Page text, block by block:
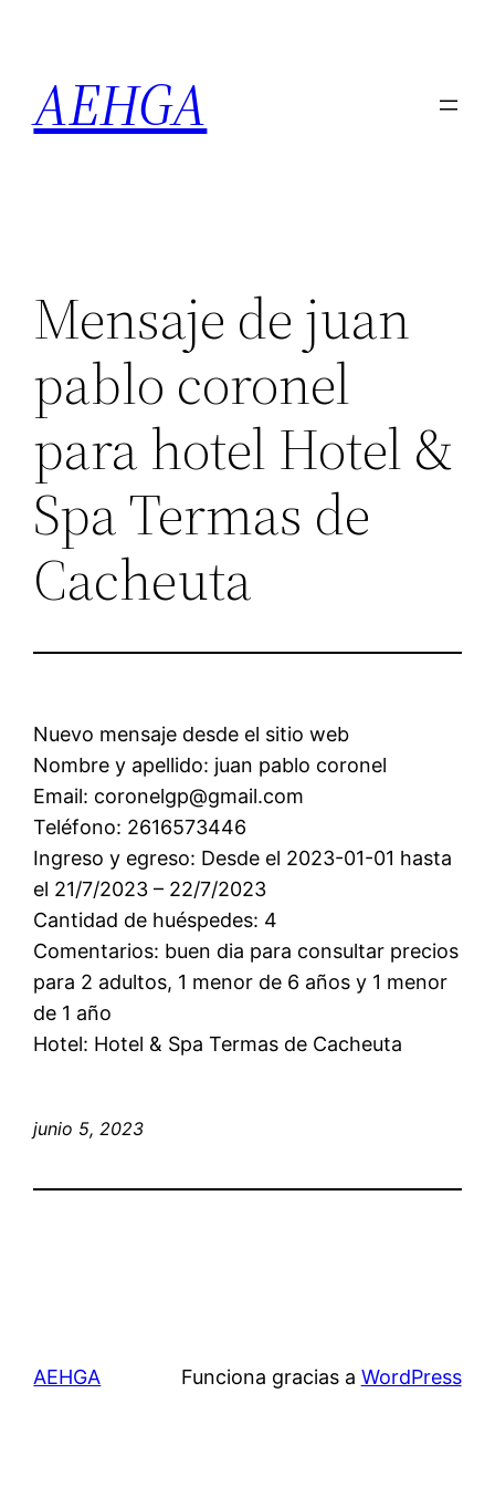
contenido
AEHGA
Mensaje de juan
pablo coronel
para hotel Hotel &
Spa Termas de
Cacheuta
Nuevo mensaje desde el sitio web
Nombre y apellido: juan pablo coronel
Email: coronelgp@gmail.com
Teléfono: 2616573446
Ingreso y egreso: Desde el 2023-01-01 hasta
el 21/7/2023 – 22/7/2023
Cantidad de huéspedes: 4
Comentarios: buen dia para consultar precios
para 2 adultos, 1 menor de 6 años y 1 menor
de 1 año
Hotel: Hotel & Spa Termas de Cacheuta
junio 5, 2023
AEHGA Funciona gracias a WordPress